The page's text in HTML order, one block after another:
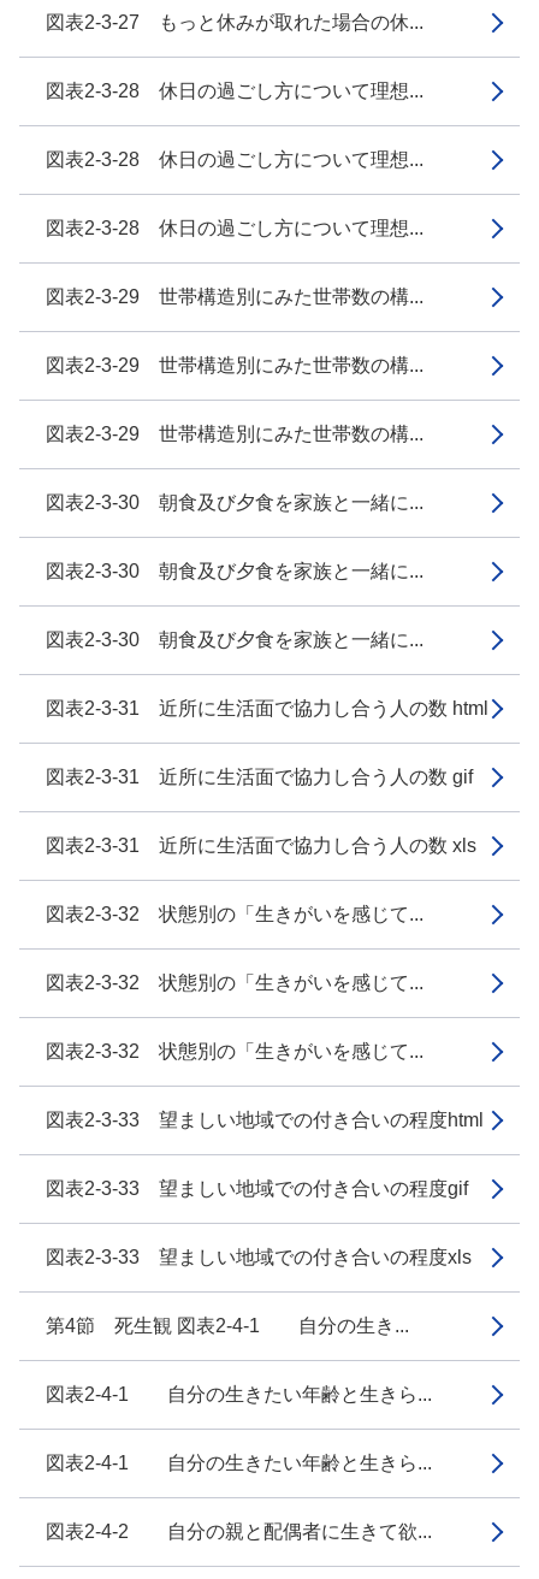
図表2-3-27 もっと休みが取れた場合の休...
図表2-3-28 休日の過ごし方について理想...
図表2-3-28 休日の過ごし方について理想...
図表2-3-28 休日の過ごし方について理想...
図表2-3-29 世帯構造別にみた世帯数の構...
図表2-3-29 世帯構造別にみた世帯数の構...
図表2-3-29 世帯構造別にみた世帯数の構...
図表2-3-30 朝食及び夕食を家族と一緒に...
図表2-3-30 朝食及び夕食を家族と一緒に...
図表2-3-30 朝食及び夕食を家族と一緒に...
図表2-3-31 近所に生活面で協力し合う人の数 html
図表2-3-31 近所に生活面で協力し合う人の数 gif
図表2-3-31 近所に生活面で協力し合う人の数 xls
図表2-3-32 状態別の「生きがいを感じて...
図表2-3-32 状態別の「生きがいを感じて...
図表2-3-32 状態別の「生きがいを感じて...
図表2-3-33 望ましい地域での付き合いの程度html
図表2-3-33 望ましい地域での付き合いの程度gif
図表2-3-33 望ましい地域での付き合いの程度xls
第4節 死生観 図表2-4-1 自分の生き...
図表2-4-1 自分の生きたい年齢と生きら...
図表2-4-1 自分の生きたい年齢と生きら...
図表2-4-2 自分の親と配偶者に生きて欲...